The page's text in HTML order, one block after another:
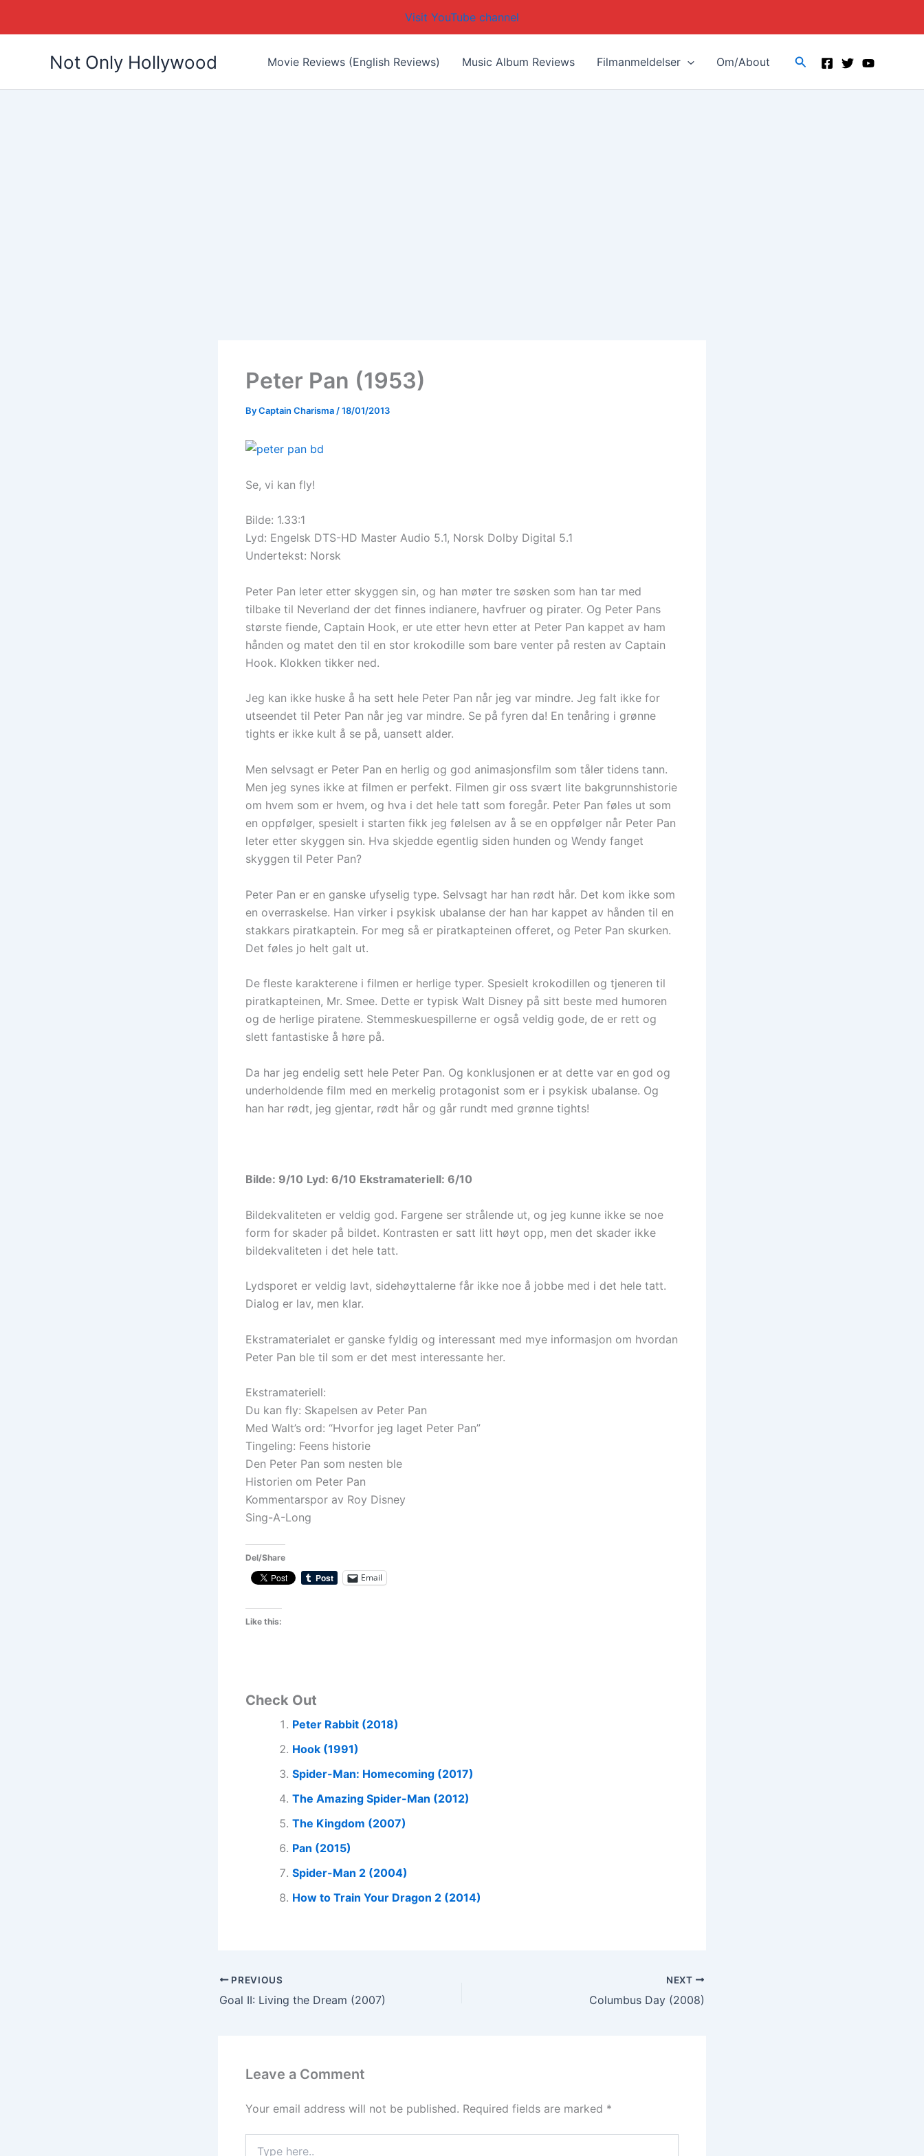
Visit YouTube channel
Not Only Hollywood Movie Reviews (English Reviews) Music Album Reviews Filmanmeldelser Om/About Search
Peter Pan (1953)
ByCaptain Charisma/18/01/2013
Se, vi kan fly!
Bilde: 1.33:1
Lyd: Engelsk DTS-HD Master Audio 5.1, Norsk Dolby Digital 5.1
Undertekst: Norsk
Peter Pan leter etter skyggen sin, og han møter tre søsken som han tar med
tilbake til Neverland der det finnes indianere, havfruer og pirater. Og Peter Pans
største fiende, Captain Hook, er ute etter hevn etter at Peter Pan kappet av ham
hånden og matet den til en stor krokodille som bare venter på resten av Captain
Hook. Klokken tikker ned.
Jeg kan ikke huske å ha sett hele Peter Pan når jeg var mindre. Jeg falt ikke for
utseendet til Peter Pan når jeg var mindre. Se på fyren da! En tenåring i grønne
tights er ikke kult å se på, uansett alder.
Men selvsagt er Peter Pan en herlig og god animasjonsfilm som tåler tidens tann.
Men jeg synes ikke at filmen er perfekt. Filmen gir oss svært lite bakgrunnshistorie
om hvem som er hvem, og hva i det hele tatt som foregår. Peter Pan føles ut som
en oppfølger, spesielt i starten fikk jeg følelsen av å se en oppfølger når Peter Pan
leter etter skyggen sin. Hva skjedde egentlig siden hunden og Wendy fanget
skyggen til Peter Pan?
Peter Pan er en ganske ufyselig type. Selvsagt har han rødt hår. Det kom ikke som
en overraskelse. Han virker i psykisk ubalanse der han har kappet av hånden til en
stakkars piratkaptein. For meg så er piratkapteinen offeret, og Peter Pan skurken.
Det føles jo helt galt ut.
De fleste karakterene i filmen er herlige typer. Spesielt krokodillen og tjeneren til
piratkapteinen, Mr. Smee. Dette er typisk Walt Disney på sitt beste med humoren
og de herlige piratene. Stemmeskuespillerne er også veldig gode, de er rett og
slett fantastiske å høre på.
Da har jeg endelig sett hele Peter Pan. Og konklusjonen er at dette var en god og
underholdende film med en merkelig protagonist som er i psykisk ubalanse. Og
han har rødt, jeg gjentar, rødt hår og går rundt med grønne tights!
Bilde: 9/10 Lyd: 6/10 Ekstramateriell: 6/10
Bildekvaliteten er veldig god. Fargene ser strålende ut, og jeg kunne ikke se noe
form for skader på bildet. Kontrasten er satt litt høyt opp, men det skader ikke
bildekvaliteten i det hele tatt.
Lydsporet er veldig lavt, sidehøyttalerne får ikke noe å jobbe med i det hele tatt.
Dialog er lav, men klar.
Ekstramaterialet er ganske fyldig og interessant med mye informasjon om hvordan
Peter Pan ble til som er det mest interessante her.
Ekstramateriell:
Du kan fly: Skapelsen av Peter Pan
Med Walt’s ord: “Hvorfor jeg laget Peter Pan”
Tingeling: Feens historie
Den Peter Pan som nesten ble
Historien om Peter Pan
Kommentarspor av Roy Disney
Sing-A-Long
Del/Share
Email
Like this:
Check Out
Peter Rabbit (2018)
Hook (1991)
Spider-Man: Homecoming (2017)
The Amazing Spider-Man (2012)
The Kingdom (2007)
Pan (2015)
Spider-Man 2 (2004)
How to Train Your Dragon 2 (2014)
PREVIOUS
Goal II: Living the Dream (2007)
NEXT
Columbus Day (2008)
Leave a Comment
Your email address will not be published. Required fields are marked *
here..